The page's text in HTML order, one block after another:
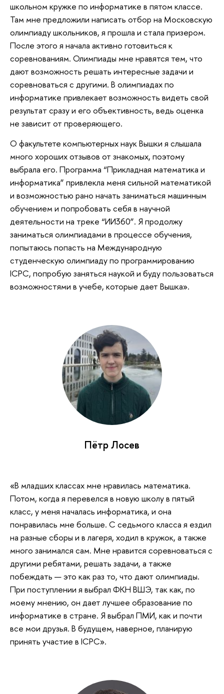
школьном кружке по информатике в пятом классе.
Там мне предложили написать отбор на Московскую
олимпиаду школьников, я прошла и стала призером.
После этого я начала активно готовиться к
соревнованиям. Олимпиады мне нравятся тем, что
дают возможность решать интересные задачи и
соревноваться с другими. В олимпиадах по
информатике привлекает возможность видеть свой
результат сразу и его объективность, ведь оценка
не зависит от проверяющего.
О факультете компьютерных наук Вышки я слышала
много хороших отзывов от знакомых, поэтому
выбрала его. Программа “Прикладная математика и
информатика” привлекла меня сильной математикой
и возможностью рано начать заниматься машинным
обучением и попробовать себя в научной
деятельности на треке “ИИ360”. Я продолжу
заниматься олимпиадами в процессе обучения,
попытаюсь попасть на Международную
студенческую олимпиаду по программированию
ICPC, попробую заняться наукой и буду пользоваться
возможностями в учебе, которые дает Вышка».
Пётр Лосев
«В младших классах мне нравилась математика.
Потом, когда я перевелся в новую школу в пятый
класс, у меня началась информатика, и она
понравилась мне больше. С седьмого класса я ездил
на разные сборы и в лагеря, ходил в кружок, а также
много занимался сам. Мне нравится соревноваться с
другими ребятами, решать задачи, а также
побеждать — это как раз то, что дают олимпиады.
При поступлении я выбрал ФКН ВШЭ, так как, по
моему мнению, он дает лучшее образование по
информатике в стране. Я выбрал ПМИ, как и почти
все мои друзья. В будущем, наверное, планирую
принять участие в ICPC».